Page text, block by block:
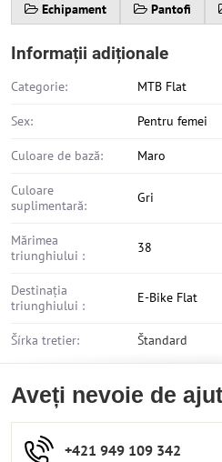
Echipament Pantofi
Informații adiționale
Categorie: MTB Flat
Sex: Pentru femei
Culoare de bază: Maro
Culoare
suplimentară:
Gri
Mărimea
triunghiului :
38
Destinația
triunghiului :
E-Bike Flat
Šírka tretier: Štandard
Aveți nevoie de
+421 949 109 342